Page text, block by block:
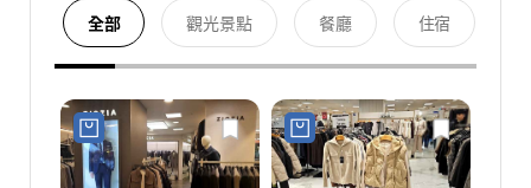
全部 觀光景點 餐廳 住宿